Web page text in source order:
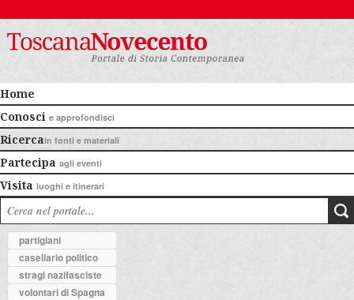
Home
Conosci e approfondisci
Ricercain fonti e materiali
Partecipa agli eventi
Visita luoghi e itinerari
partigiani
casellario politico
stragi nazifasciste
volontari di Spagna